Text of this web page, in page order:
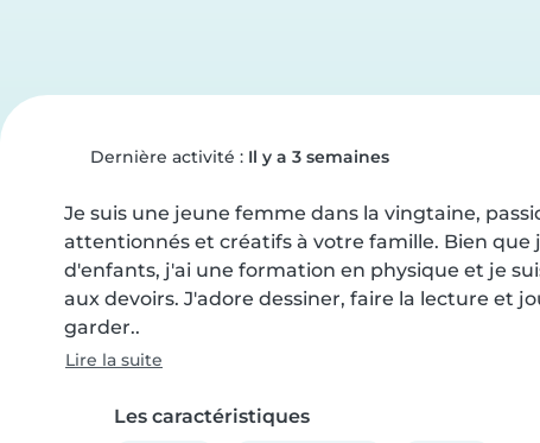
Dernière activité : Il y a 3 semaines
Je suis une jeune femme dans la vingtaine,
attentionnés et créatifs à votre famille. Bien que
d'enfants, j'ai une formation en physique et je
aux devoirs. J'adore dessiner, faire la lecture et
garder..
Lire la suite
Les caractéristiques